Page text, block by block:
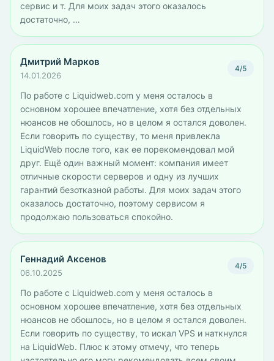
сервис и т. Для моих задач этого оказалось
достаточно, …
Дмитрий Марков
14.01.2026
4/5
По работе с Liquidweb.com у меня осталось в
основном хорошее впечатление, хотя без отдельных
нюансов не обошлось, но в целом я остался доволен.
Если говорить по существу, то меня привлекла
LiquidWeb после того, как ее порекомендовал мой
друг. Ещё один важный момент: компания имеет
отличные скорости серверов и одну из лучших
гарантий безотказной работы. Для моих задач этого
оказалось достаточно, поэтому сервисом я
продолжаю пользоваться спокойно.
Геннадий Аксенов
06.10.2025
4/5
По работе с Liquidweb.com у меня осталось в
основном хорошее впечатление, хотя без отдельных
нюансов не обошлось, но в целом я остался доволен.
Если говорить по существу, то искал VPS и наткнулся
на LiquidWeb. Плюс к этому отмечу, что теперь